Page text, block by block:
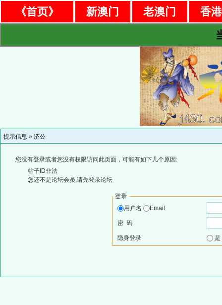
《首页》 新澳门 老澳门
香
提示信息 » 济公
您没有登录或者您没有权限访问此页面，可能有如下几个原因:
帖子ID非法
您还不是论坛会员,请先登录论坛
登录
用户名
Email
密 码
隐身登录